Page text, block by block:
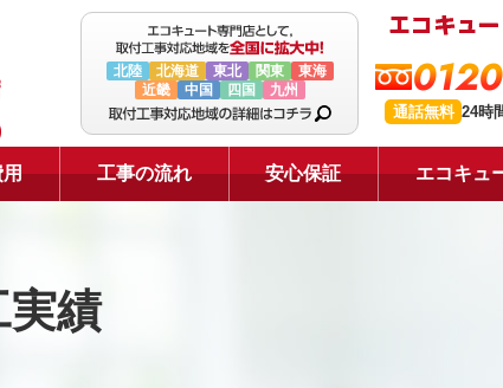
北陸 北海道 東北 関東
東海
近畿
中国 四国 九州
通話無料 24時
用 工事の流れ 安心保証 エコキュ
実績